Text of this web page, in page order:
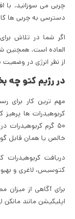
چربی می سوزانید.
دسترسی به چربی ها
اگر شما در تلاش
العاده است. همچنین
از نظر انرژی در وضعیت
در رژیم کتو چه
مهم ترین کار برای
کربوهیدرات ها پرهیز
خالص یا همان قابل
دریافت کربوهیدرات
کتوسیس، لاغری و
برای آگاهی از
اپلیکیشن مانند